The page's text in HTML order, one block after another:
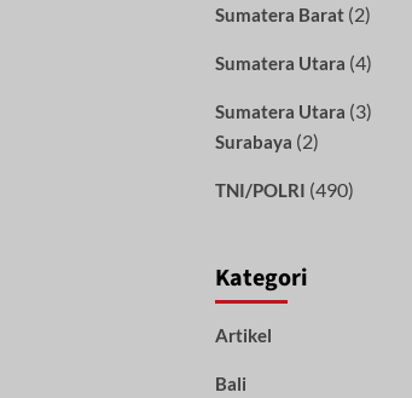
Sumatera Barat(2)
Sumatera Utara (4)
Sumatera Utara (3)
Surabaya (2)
TNI/POLRI (490)
Kategori
Artikel
Bali